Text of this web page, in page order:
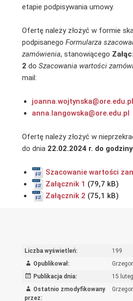
etapie podpisywania umowy.
Ofertę należy złożyć w formie
podpisanego Formularza
zamówienia, stanowiącego
2 do Szacowania wartości
mail:
joanna.wojtynska@ore.edu.pl
anna.langowska@ore.edu.pl
Ofertę należy złożyć w
do dnia 22.02.2024 r. do
Szacowanie wartości
Załącznik 1
Załącznik 2
Liczba wyświetleń:
199
Opublikował:
Publikacja dnia:
15
Ostatnio zmodyfikowany
przez: